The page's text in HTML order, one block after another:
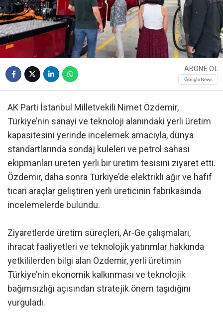
ABONE OL
AK Parti İstanbul Milletvekili Nimet Özdemir,
Türkiye’nin sanayi ve teknoloji alanındaki yerli üretim
kapasitesini yerinde incelemek amacıyla, dünya
standartlarında sondaj kuleleri ve petrol sahası
ekipmanları üreten yerli bir üretim tesisini ziyaret etti.
Özdemir, daha sonra Türkiye’de elektrikli ağır ve hafif
ticari araçlar geliştiren yerli üreticinin fabrikasında
incelemelerde bulundu.
Ziyaretlerde üretim süreçleri, Ar-Ge çalışmaları,
ihracat faaliyetleri ve teknolojik yatırımlar hakkında
yetkililerden bilgi alan Özdemir, yerli üretimin
Türkiye’nin ekonomik kalkınması ve teknolojik
bağımsızlığı açısından stratejik önem taşıdığını
vurguladı.